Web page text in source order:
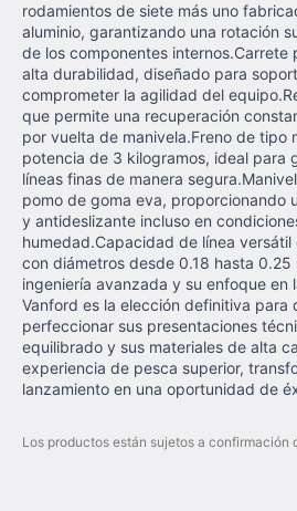
rodamientos de siete más uno
aluminio, garantizando una rotación
de los componentes internos.Carrete
alta durabilidad, diseñado para
comprometer la agilidad del
que permite una recuperación
por vuelta de manivela.Freno de tipo
potencia de 3 kilogramos, ideal para
líneas finas de manera
pomo de goma eva, proporcionando
y antideslizante incluso en
humedad.Capacidad de línea
con diámetros desde 0.18 hasta 0.25
ingeniería avanzada y su enfoque en
Vanford es la elección definitiva para
perfeccionar sus presentaciones
equilibrado y sus materiales de alta
experiencia de pesca superior,
lanzamiento en una oportunidad de
Los productos están sujetos a confirmación